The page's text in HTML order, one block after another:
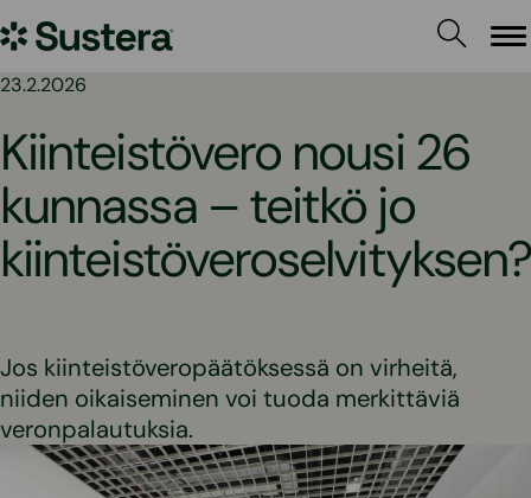
sisältöön
Sustera
23.2.2026
Kiinteistövero nousi 26
kunnassa – teitkö jo
kiinteistöveroselvityksen?
Jos kiinteistöveropäätöksessä on virheitä,
niiden oikaiseminen voi tuoda merkittäviä
veronpalautuksia.